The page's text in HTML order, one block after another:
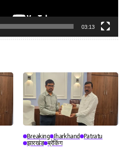
03:13
Breaking Jharkhand
Patratu
झारखंड ब्रेकिंग